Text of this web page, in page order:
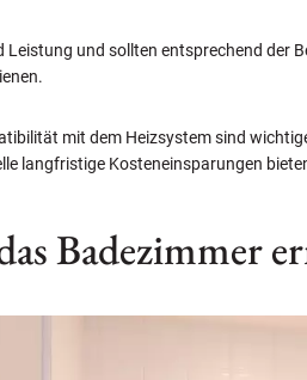
Leistung und sollten entsprechend der
mit dem Heizsystem sind
langfristige Kosteneinsparungen
Badezimmer